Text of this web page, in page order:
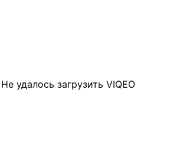
Не удалось загрузить VIQEO